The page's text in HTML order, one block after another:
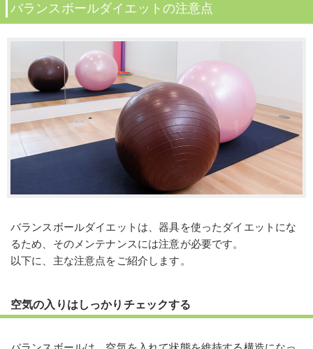
バランスボールダイエットの注意点
バランスボールダイエットは、器具を使ったダイエットにな
るため、そのメンテナンスには注意が必要です。
以下に、主な注意点をご紹介します。
空気の入りはしっかりチェックする